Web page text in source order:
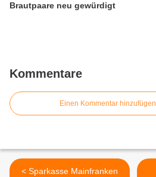
Brautpaare neu gewürdigt
Kommentare
Einen Kommentar hinzufügen
< Sparkasse Mainfranken